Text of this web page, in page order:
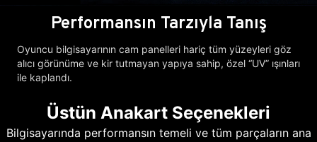
Performansın Tarzıyla Tanış
Oyuncu bilgisayarının cam panelleri hariç tüm yüzeyleri göz
alıcı görünüme ve kir tutmayan yapıya sahip, özel “UV” ışınları
ile kaplandı.
Üstün Anakart Seçenekleri
Bilgisayarında performansın temeli ve tüm parçaların ana